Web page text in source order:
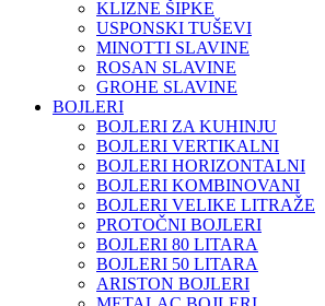
KLIZNE ŠIPKE
USPONSKI TUŠEVI
MINOTTI SLAVINE
ROSAN SLAVINE
GROHE SLAVINE
BOJLERI
BOJLERI ZA KUHINJU
BOJLERI VERTIKALNI
BOJLERI HORIZONTALNI
BOJLERI KOMBINOVANI
BOJLERI VELIKE LITRAŽE
PROTOČNI BOJLERI
BOJLERI 80 LITARA
BOJLERI 50 LITARA
ARISTON BOJLERI